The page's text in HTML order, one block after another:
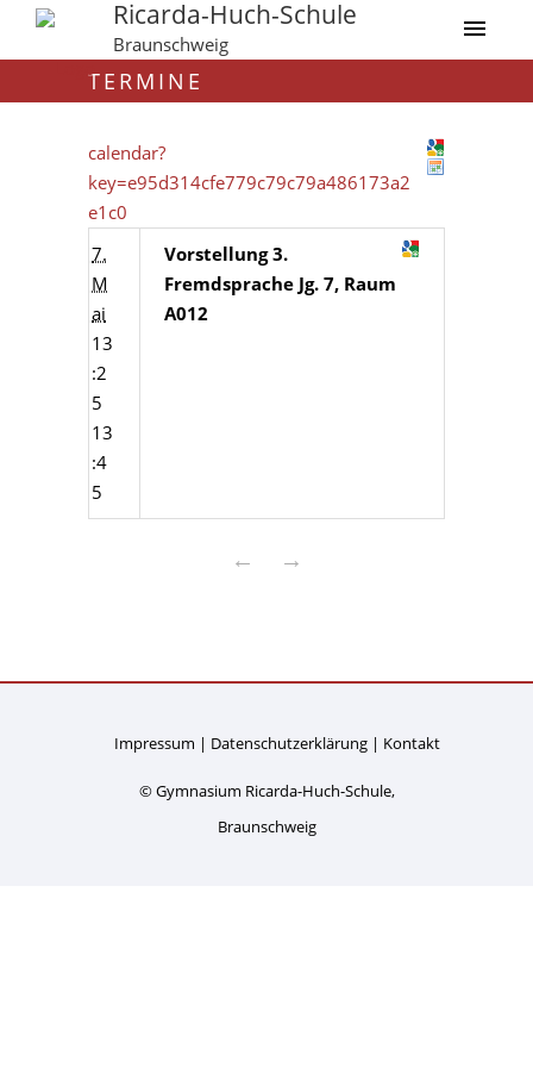
Ricarda-Huch-Schule
Braunschweig
TERMINE
calendar?
key=e95d314cfe779c79c79a486173a2
e1c0
7.
M
ai
13
:2
5
13
:4
5
Vorstellung 3.
Fremdsprache Jg. 7, Raum
A012
← →
Impressum Datenschutzerklärung Kontakt
© Gymnasium Ricarda-Huch-Schule,
Braunschweig